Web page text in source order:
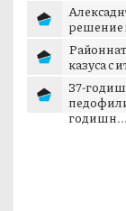
решение
казуса с
37-
годишн...